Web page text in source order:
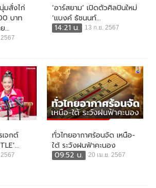
มสั่งไก่
บาท
...
‘อาร์สยาม’ เปิดตัวศิลปินใหม่
‘แบงค์ ธัชนนท์...
14:21 น.
13 ก.ย. 2567
เจกต์
ทั่วไทยอากาศร้อนจัด เหนือ-
ใต้ ระวังฝนฟ้าคะนอง
09:52 น.
20 เม.ย. 2567